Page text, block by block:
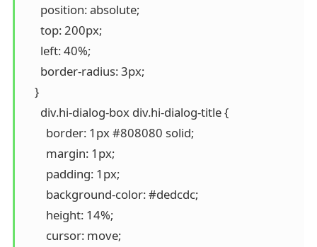
      position: absolute;
      top: 200px;
      left: 40%;
      border-radius: 3px;
    }
      div.hi-dialog-box div.hi-dialog-title {
        border: 1px #808080 solid;
        margin: 1px;
        padding: 1px;
        background-color: #dedcdc;
        height: 14%;
        cursor: move;